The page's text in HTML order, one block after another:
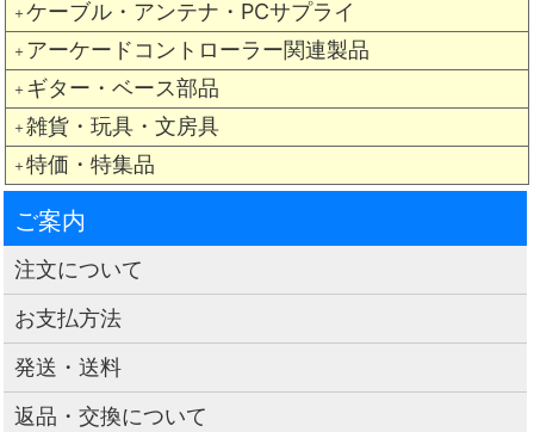
＋ ケーブル・アンテナ・PCサプライ
＋ アーケードコントローラー関連製品
＋ ギター・ベース部品
＋ 雑貨・玩具・文房具
＋ 特価・特集品
ご案内
注文について
お支払方法
発送・送料
返品・交換について